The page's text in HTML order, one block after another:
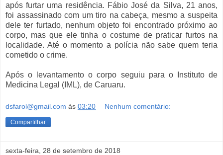
após furtar uma residência. Fábio José da Silva, 21 anos,
foi assassinado com um tiro na cabeça, mesmo a suspeita
dele ter furtado, nenhum objeto foi encontrado próximo ao
corpo, mas que ele tinha o costume de praticar furtos na
localidade. Até o momento a polícia não sabe quem teria
cometido o crime.
Após o levantamento o corpo seguiu para o Instituto de
Medicina Legal (IML), de Caruaru.
dsfarol@gmail.com às 03:20 Nenhum comentário:
Compartilhar
sexta-feira, 28 de setembro de 2018